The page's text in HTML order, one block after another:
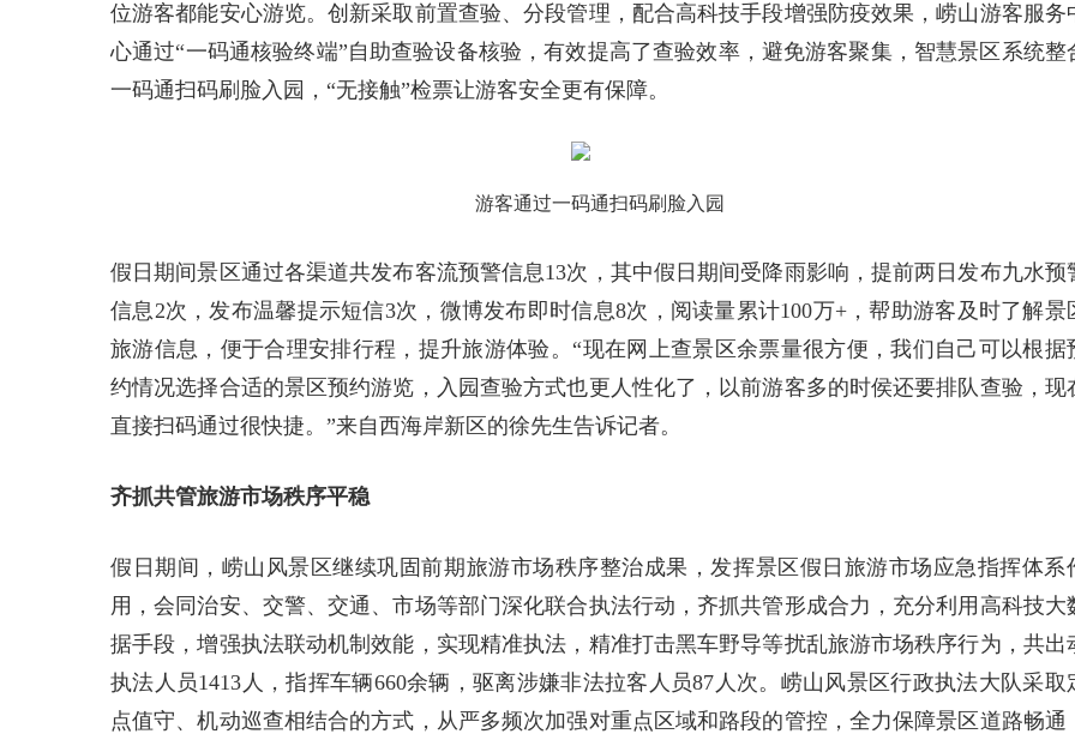
位游客都能安心游览。创新采取前置查验、分段管理，配合高科技手段增强防疫效果，崂山游客服务
心通过“一码通核验终端”自助查验设备核验，有效提高了查验效率，避免游客聚集，智慧景区系统整
一码通扫码刷脸入园，“无接触”检票让游客安全更有保障。
游客通过一码通扫码刷脸入园
假日期间景区通过各渠道共发布客流预警信息13次，其中假日期间受降雨影响，提前两日发布九水预
信息2次，发布温馨提示短信3次，微博发布即时信息8次，阅读量累计100万+，帮助游客及时了解景
旅游信息，便于合理安排行程，提升旅游体验。“现在网上查景区余票量很方便，我们自己可以根据
约情况选择合适的景区预约游览，入园查验方式也更人性化了，以前游客多的时侯还要排队查验，现
直接扫码通过很快捷。”来自西海岸新区的徐先生告诉记者。
齐抓共管旅游市场秩序平稳
假日期间，崂山风景区继续巩固前期旅游市场秩序整治成果，发挥景区假日旅游市场应急指挥体系
用，会同治安、交警、交通、市场等部门深化联合执法行动，齐抓共管形成合力，充分利用高科技大
据手段，增强执法联动机制效能，实现精准执法，精准打击黑车野导等扰乱旅游市场秩序行为，共出
执法人员1413人，指挥车辆660余辆，驱离涉嫌非法拉客人员87人次。崂山风景区行政执法大队采取
点值守、机动巡查相结合的方式，从严多频次加强对重点区域和路段的管控，全力保障景区道路畅通